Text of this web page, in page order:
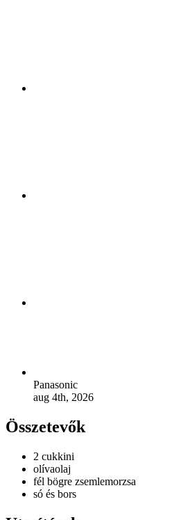
Panasonic
aug 4th, 2026
Összetevők
2 cukkini
olívaolaj
fél bögre zsemlemorzsa
só és bors